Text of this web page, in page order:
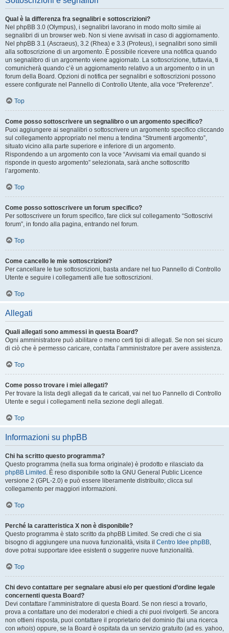
Qual è la differenza fra segnalibri e sottoscrizioni?
Nel phpBB 3.0 (Olympus), i segnalibri lavorano in modo molto simile ai
segnalibri di un browser web. Non si viene avvisati in caso di aggiornamento.
Nel phpBB 3.1 (Ascraeus), 3.2 (Rhea) e 3.3 (Proteus), i segnalibri sono simili
alla sottoscrizione di un argomento. È possibile ricevere una notifica quando
un segnalibro di un argomento viene aggiornato. La sottoscrizione, tuttavia, ti
comunicherà quando c’è un aggiornamento relativo a un argomento o in un
forum della Board. Opzioni di notifica per segnalibri e sottoscrizioni possono
essere configurate nel Pannello di Controllo Utente, alla voce “Preferenze”.
Top
Come posso sottoscrivere un segnalibro o un argomento specifico?
Puoi aggiungere ai segnalibri o sottoscrivere un argomento specifico cliccando
sul collegamento appropriato nel menu a tendina “Strumenti argomento”,
situato vicino alla parte superiore e inferiore di un argomento.
Rispondendo a un argomento con la voce “Avvisami via email quando si
risponde in questo argomento” selezionata, sarà anche sottoscritto
l’argomento.
Top
Come posso sottoscrivere un forum specifico?
Per sottoscrivere un forum specifico, fare click sul collegamento “Sottoscrivi
forum”, in fondo alla pagina, entrando nel forum.
Top
Come cancello le mie sottoscrizioni?
Per cancellare le tue sottoscrizioni, basta andare nel tuo Pannello di Controllo
Utente e seguire i collegamenti alle tue sottoscrizioni.
Top
Allegati
Quali allegati sono ammessi in questa Board?
Ogni amministratore può abilitare o meno certi tipi di allegati. Se non sei sicuro
di ciò che è permesso caricare, contatta l’amministratore per avere assistenza.
Top
Come posso trovare i miei allegati?
Per trovare la lista degli allegati da te caricati, vai nel tuo Pannello di Controllo
Utente e segui i collegamenti nella sezione degli allegati.
Top
Informazioni su phpBB
Chi ha scritto questo programma?
Questo programma (nella sua forma originale) è prodotto e rilasciato da
phpBB Limited . È reso disponibile sotto la GNU General Public Licence
versione 2 (GPL-2.0) e può essere liberamente distribuito; clicca sul
collegamento per maggiori informazioni.
Top
Perché la caratteristica X non è disponibile?
Questo programma è stato scritto da phpBB Limited. Se credi che ci sia
bisogno di aggiungere una nuova funzionalità, visita il Centro Idee phpBB,
dove potrai supportare idee esistenti o suggerire nuove funzionalità.
Top
Chi devo contattare per segnalare abusi e/o per questioni d’ordine legale
concernenti questa Board?
Devi contattare l’amministratore di questa Board. Se non riesci a trovarlo,
prova a contattare uno dei moderatori e chiedi a chi puoi rivolgerti. Se ancora
non ottieni risposta, puoi contattare il proprietario del dominio (fai una ricerca
con whois) oppure, se la Board è ospitata da un servizio gratuito (ad es. yahoo,